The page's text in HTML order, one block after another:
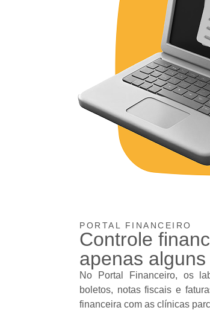
PORTAL FINANCEIRO
Controle
apenas
No Portal Financeiro, os
boletos, notas fiscais e
financeira com as clínicas